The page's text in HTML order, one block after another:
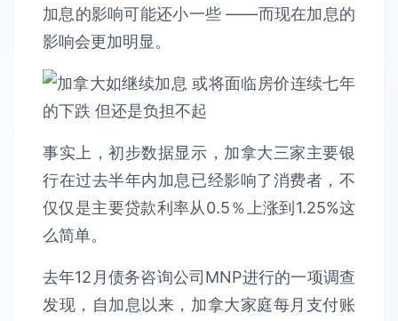
加息的影响可能还小一些 ——而现在加息的
影响会更加明显。
事实上，初步数据显示，加拿大三家主要银
行在过去半年内加息已经影响了消费者，不
仅仅是主要贷款利率从0.5％上涨到1.25%这
么简单。
去年12月债务咨询公司MNP进行的一项调查
发现，自加息以来，加拿大家庭每月支付账